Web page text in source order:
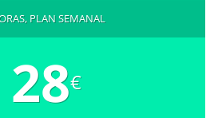
PLAN SEMANAL
28€